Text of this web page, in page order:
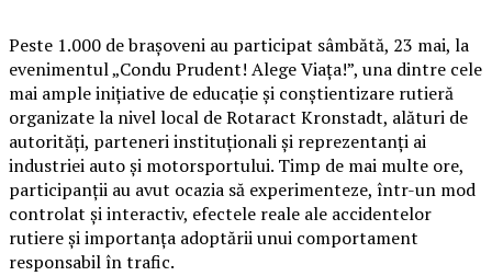
Peste 1.000 de brașoveni au participat sâmbătă, 23 mai, la
evenimentul „Condu Prudent! Alege Viața!”, una dintre cele
mai ample inițiative de educație și conștientizare rutieră
organizate la nivel local de Rotaract Kronstadt, alături de
autorități, parteneri instituționali și reprezentanți ai
industriei auto și motorsportului. Timp de mai multe ore,
participanții au avut ocazia să experimenteze, într-un mod
controlat și interactiv, efectele reale ale accidentelor
rutiere și importanța adoptării unui comportament
responsabil în trafic.